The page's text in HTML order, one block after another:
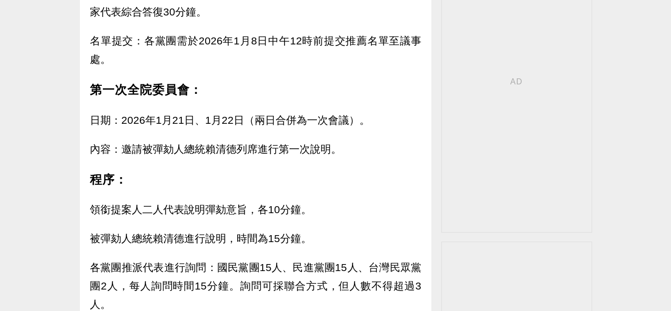
家代表綜合答復30分鐘。
名單提交：各黨團需於2026年1月8日中午12時前提交推薦名單至議事
處。
第一次全院委員會：
日期：2026年1月21日、1月22日（兩日合併為一次會議）。
內容：邀請被彈劾人總統賴清德列席進行第一次說明。
程序：
領銜提案人二人代表說明彈劾意旨，各10分鐘。
被彈劾人總統賴清德進行說明，時間為15分鐘。
各黨團推派代表進行詢問：國民黨團15人、民進黨團15人、台灣民眾黨
團2人，每人詢問時間15分鐘。詢問可採聯合方式，但人數不得超過3
人。